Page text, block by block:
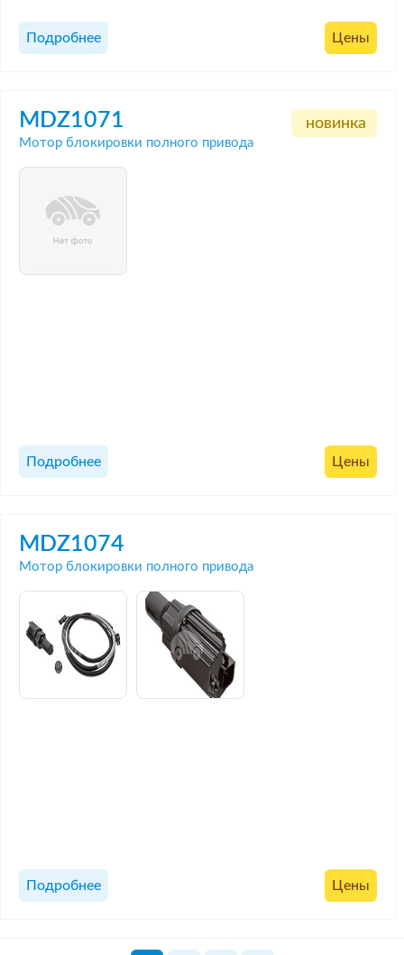
Подробнее Цены
MDZ1071
Мотор блокировки полного привода
новинка
Подробнее Цены
MDZ1074
Мотор блокировки полного привода
Подробнее Цены